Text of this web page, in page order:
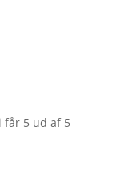
får 5 ud af 5